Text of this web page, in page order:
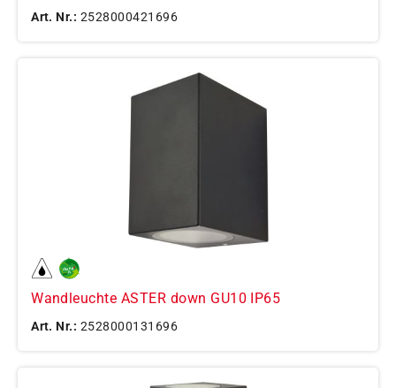
Art. Nr.: 2528000421696
Wandleuchte ASTER down GU10 IP65
Art. Nr.: 2528000131696